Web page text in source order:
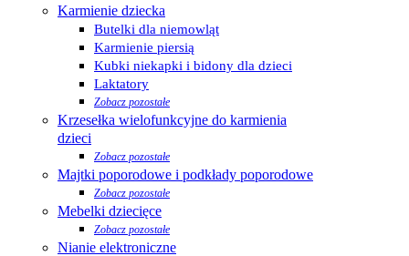
Karmienie dziecka
Butelki dla niemowląt
Karmienie piersią
Kubki niekapki i bidony dla dzieci
Laktatory
Zobacz pozostałe
Krzesełka wielofunkcyjne do karmienia
dzieci
Zobacz pozostałe
Majtki poporodowe i podkłady poporodowe
Zobacz pozostałe
Mebelki dziecięce
Zobacz pozostałe
Nianie elektroniczne